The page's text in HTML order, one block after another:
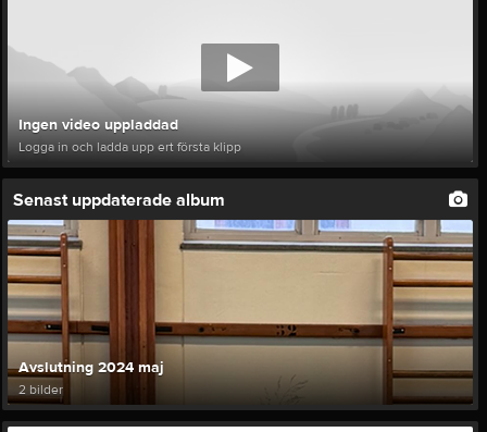
Ingen video uppladdad
Logga in och ladda upp ert första klipp
Senast uppdaterade album
Avslutning 2024 maj
2 bilder